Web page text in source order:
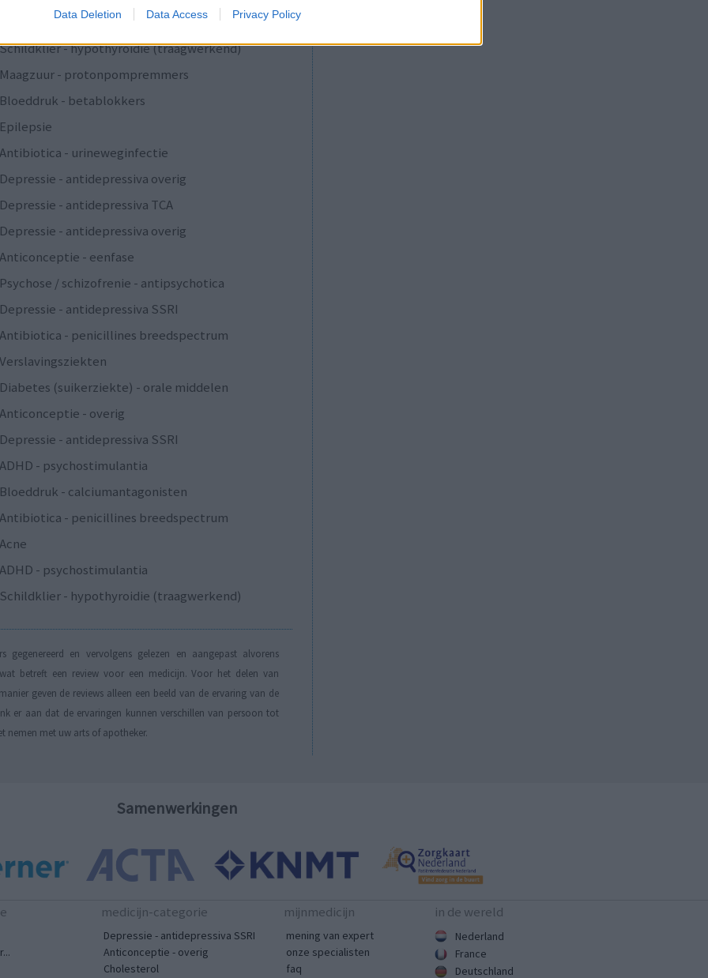
Data Deletion Data Access Privacy Policy
Pijn - morfine-achtigen
Schildklier - hypothyroidie (traagwerkend)
Maagzuur - protonpompremmers
Bloeddruk - betablokkers
Epilepsie
Antibiotica - urineweginfectie
Depressie - antidepressiva overig
Depressie - antidepressiva TCA
Depressie - antidepressiva overig
Anticonceptie - eenfase
Psychose / schizofrenie - antipsychotica
Depressie - antidepressiva SSRI
Antibiotica - penicillines breedspectrum
Verslavingsziekten
Diabetes (suikerziekte) - orale middelen
Anticonceptie - overig
Depressie - antidepressiva SSRI
ADHD - psychostimulantia
Bloeddruk - calciumantagonisten
Antibiotica - penicillines breedspectrum
Acne
ADHD - psychostimulantia
Schildklier - hypothyroidie (traagwerkend)
en vervolgens gelezen en aangepast alvorens
betreft een review voor een medicijn. Voor het delen van
geven de reviews alleen een beeld van de ervaring van de
er aan dat de ervaringen kunnen verschillen van persoon tot
met uw arts of apotheker.
Samenwerkingen
medicijn-categorie
Depressie - antidepressiva SSRI
Anticonceptie - overig
Cholesterol
mijnmedicijn
mening van expert
onze specialisten
faq
in de wereld
Nederland
France
Deutschland